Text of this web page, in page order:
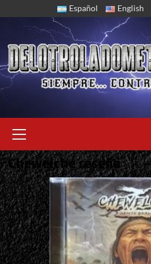
Español English
Menu
Chewelche reseña